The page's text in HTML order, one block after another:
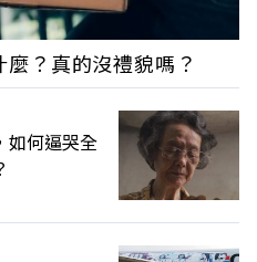
麼？真的沒禮貌嗎？
如何逼哭全